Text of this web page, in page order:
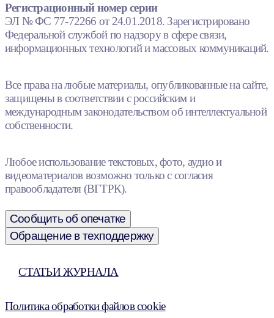
Регистрационный номер серии
ЭЛ № ФС 77-72266 от 24.01.2018. Зарегистрировано
Федеральной службой по надзору в сфере связи,
информационных технологий и массовых коммуникаций.
Все права на любые материалы, опубликованные на сайте,
защищены в соответствии с российским и
международным законодательством об интеллектуальной
собственности.
Любое использование текстовых, фото, аудио и
видеоматериалов возможно только с согласия
правообладателя (ВГТРК).
Сообщить об опечатке
Обращение в техподдержку
СТАТЬИ ЖУРНАЛА
Политика обработки файлов cookie